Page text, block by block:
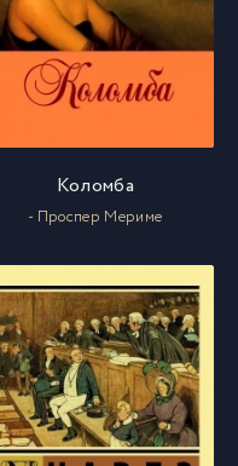
Коломба
- Проспер Мериме